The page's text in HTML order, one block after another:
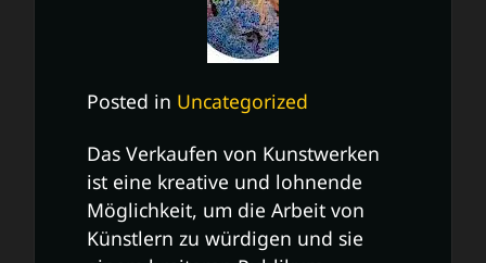
Posted in Uncategorized
Das Verkaufen von Kunstwerken
ist eine kreative und lohnende
Möglichkeit, um die Arbeit von
Künstlern zu würdigen und sie